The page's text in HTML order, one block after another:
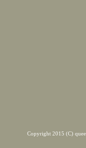
Copyright 2015 (C)